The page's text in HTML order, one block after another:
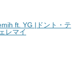
ft. YG |ドント・テ
レマイ